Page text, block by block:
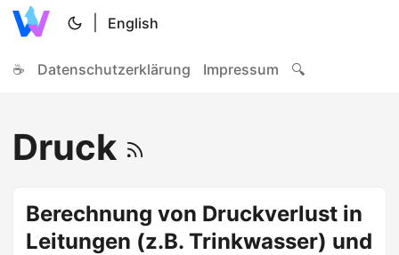
English
☕ Datenschutzerklärung Impressum 🔍
Druck
Berechnung von Druckverlust in
Leitungen (z.B. Trinkwasser) und